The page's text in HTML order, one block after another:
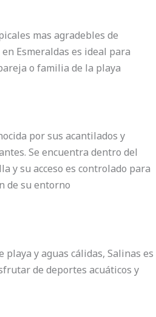
mas agradebles de
en Esmeraldas es ideal para
o familia de la playa
por sus acantilados y
Se encuentra dentro del
y su acceso es controlado para
de su entorno
playa y aguas cálidas, Salinas es
de deportes acuáticos y